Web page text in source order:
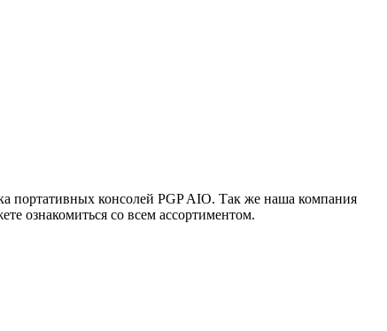
портативных консолей PGP AIO. Так же наша компания
ознакомиться со всем ассортиментом.